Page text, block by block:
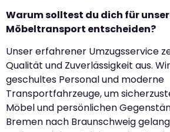
Warum solltest du dich für
Möbeltransport entscheiden?
Unser erfahrener Umzugsservice
Qualität und Zuverlässigkeit aus.
geschultes Personal und moderne
Transportfahrzeuge, um
Möbel und persönlichen
Bremen nach Braunschweig